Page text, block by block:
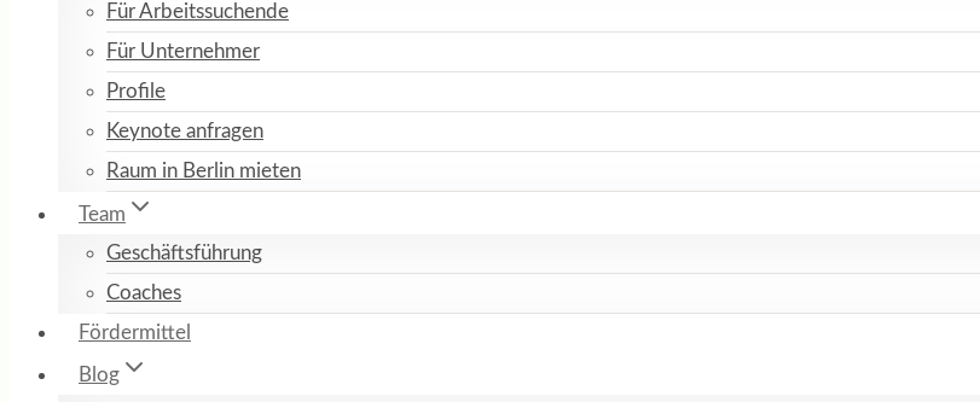
Für Arbeitssuchende
Für Unternehmer
Profile
Keynote anfragen
Raum in Berlin mieten
Team
Geschäftsführung
Coaches
Fördermittel
Blog